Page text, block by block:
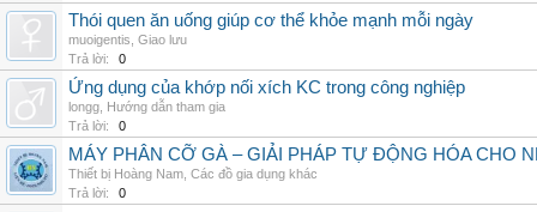
Thói quen ăn uống giúp cơ thể khỏe mạnh mỗi ngày
muoigentis Giao lưu
Trả lời:
0
Ứng dụng của khớp nối xích KC trong công nghiệp
longg Hướng dẫn tham gia
Trả lời:
0
MÁY PHÂN CỠ GÀ – GIẢI PHÁP TỰ ĐỘNG HÓA CHO
Thiết bị Hoàng Nam Các đồ gia dụng khác
Trả lời:
0